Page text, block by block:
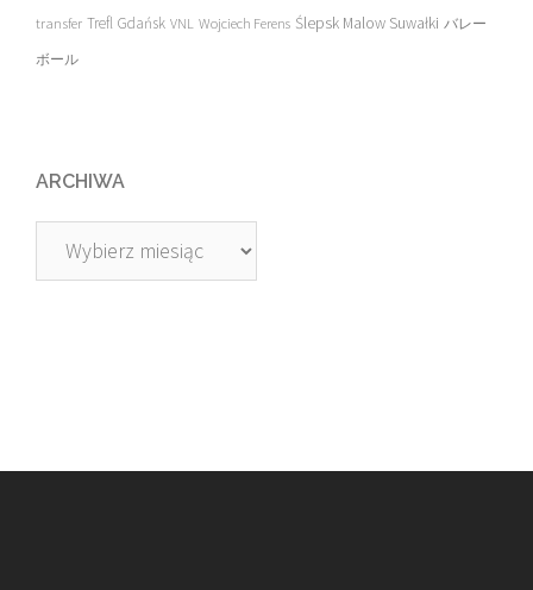
transfer Trefl Gdańsk VNL Wojciech Ferens Ślepsk Malow Suwałki バレー
ボール
ARCHIWA
Archiwa